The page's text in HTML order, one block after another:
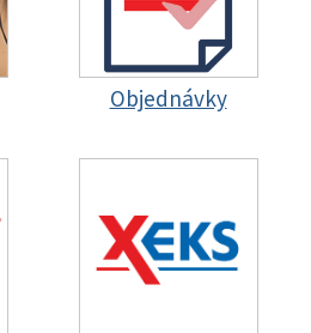
Objednávky